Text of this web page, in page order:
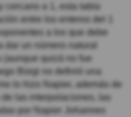
cercano a 1, esta tabla
entre los enteros del 1
a los que debe
dar un número natural
(aunque quizá no fue
Bürgi no definió una
lo hizo Napier, además de
las interpolaciones, las
por Napier Johannes